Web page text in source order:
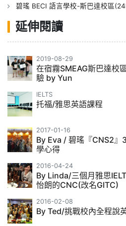
碧瑤 BECI 語言學校-斯巴達校區
延伸閱讀
2019-08-29
在宿霧SMEAG斯巴達校
驗 by Yun
IELTS
托福/雅思英語課程
2017-01-16
By Eva / 碧瑤『CNS2』
學心得
2016-04-24
By Linda/三個月雅思
怡朗的CNC(改名GITC)
2016-02-08
By Ted/挑戰校內全程說